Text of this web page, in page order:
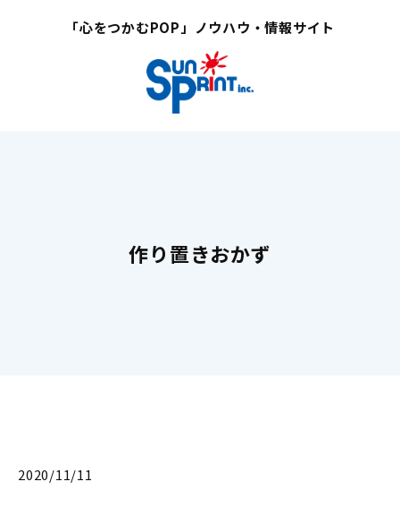
「心をつかむPOP」ノウハウ・情報サイト
作り置きおかず
2020/11/11